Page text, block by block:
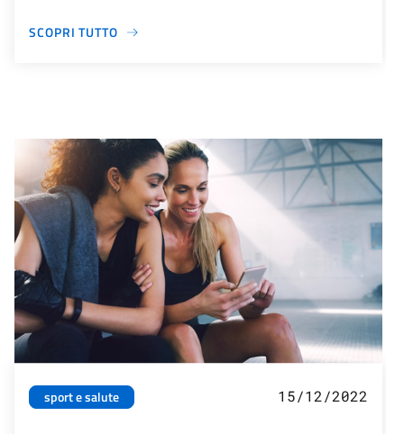
SCOPRI TUTTO
sport e salute 15/12/2022